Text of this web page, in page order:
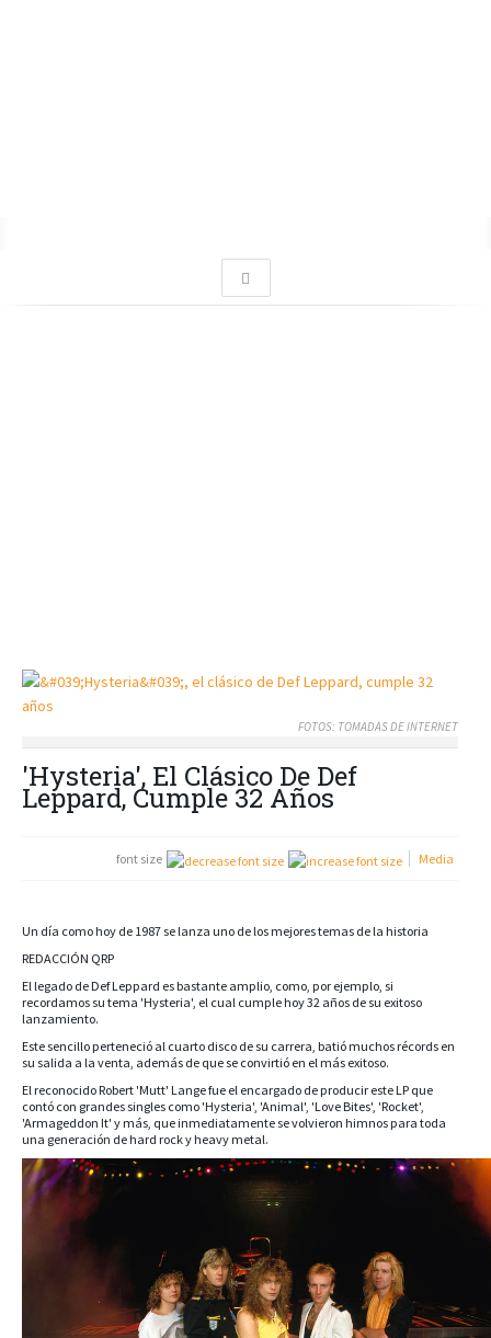
FOTOS: TOMADAS DE INTERNET
'Hysteria', El Clásico De Def
Leppard, Cumple 32 Años
font size Media
Un día como hoy de 1987 se lanza uno de los mejores temas de la historia
REDACCIÓN QRP
El legado de Def Leppard es bastante amplio, como, por ejemplo, si
recordamos su tema 'Hysteria', el cual cumple hoy 32 años de su exitoso
lanzamiento.
Este sencillo perteneció al cuarto disco de su carrera, batió muchos récords en
su salida a la venta, además de que se convirtió en el más exitoso.
El reconocido Robert 'Mutt' Lange fue el encargado de producir este LP que
contó con grandes singles como 'Hysteria', 'Animal', 'Love Bites', 'Rocket',
'Armageddon It' y más, que inmediatamente se volvieron himnos para toda
una generación de hard rock y heavy metal.